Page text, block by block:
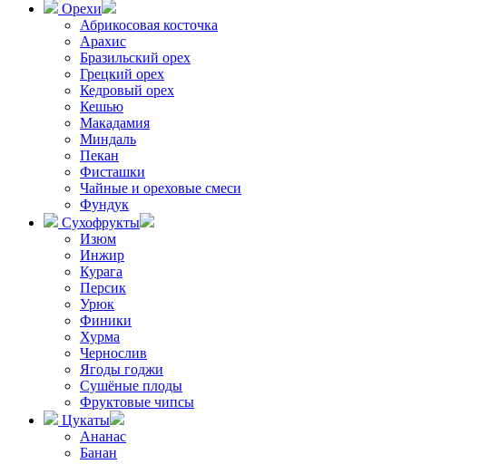
Орехи
Абрикосовая косточка
Арахис
Бразильский орех
Грецкий орех
Кедровый орех
Кешью
Макадамия
Миндаль
Пекан
Фисташки
Чайные и ореховые смеси
Фундук
Сухофрукты
Изюм
Инжир
Курага
Персик
Урюк
Финики
Хурма
Чернослив
Ягоды годжи
Сушёные плоды
Фруктовые чипсы
Цукаты
Ананас
Банан